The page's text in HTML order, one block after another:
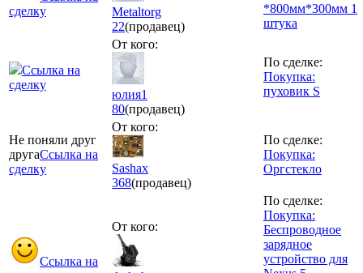
сделку
Metaltorg
22(продавец)
*800мм*300мм 1
штука
Ссылка на
сделку
От кого:
юлия1
80(продавец)
По сделке:
Покупка:
пуховик S
Не поняли друг
другаСсылка на
сделку
От кого:
Sashax
368(продавец)
По сделке:
Покупка:
Оргстекло
Ссылка на
От кого:
По сделке:
Покупка:
Беспроводное
зарядное
устройство для